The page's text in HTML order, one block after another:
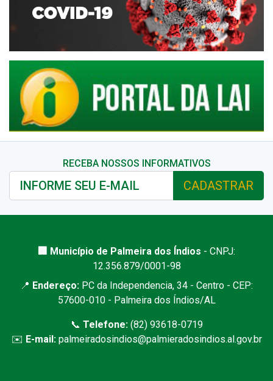
RECEBA NOSSOS INFORMATIVOS
CADASTRAR
🏢 Município de Palmeira dos Índios - CNPJ:
12.356.879/0001-98
📍 Endereço: PC da Independencia, 34 - Centro - CEP:
57600-010 - Palmeira dos Índios/AL
📞 Telefone:(82) 93618-0719
✉️ E-mail: palmeiradosindios@palmieradosindios.al.gov.br